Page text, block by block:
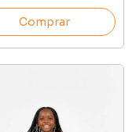
Comprar